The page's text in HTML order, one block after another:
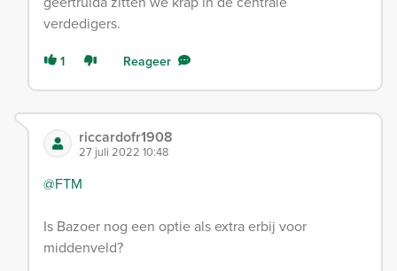
verdedigers.
1 Reageer
riccardofr1908
27 juli 2022 10:48
@FTM
Is Bazoer nog een optie als extra erbij voor
middenveld?